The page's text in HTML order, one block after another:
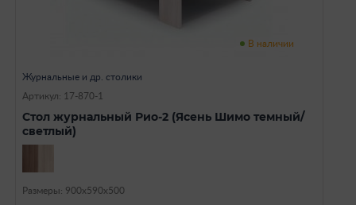
В наличии
Журнальные и др. столики
Артикул: 17-870-1
Стол журнальный Рио-2 (Ясень Шимо темный/
светлый)
Размеры: 900х590х500